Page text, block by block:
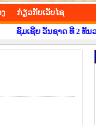
​ກ່ຽວ​ກັບ​ເວັບ​ໄຊ
ເຊີຍ ວັນຊາດ ທີ 2 ທັນວາ ຄົບ